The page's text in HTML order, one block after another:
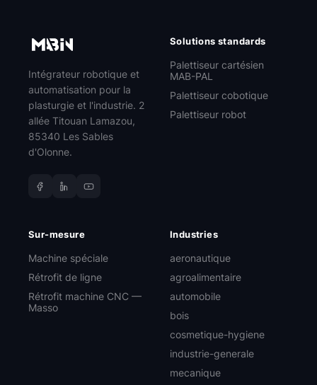
Intégrateur robotique et
automatisation pour la
plasturgie et l'industrie. 2
allée Titouan Lamazou,
85340 Les Sables
d'Olonne.
Solutions standards
Palettiseur cartésien
MAB-PAL
Palettiseur cobotique
Palettiseur robot
Sur-mesure
Machine spéciale
Rétrofit de ligne
Rétrofit machine CNC —
Masso
Industries
aeronautique
agroalimentaire
automobile
bois
cosmetique-hygiene
industrie-generale
mecanique